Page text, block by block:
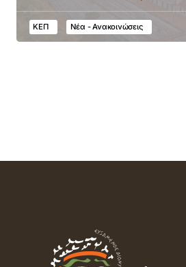
ΚΕΠ Νέα - Ανακοινώσεις